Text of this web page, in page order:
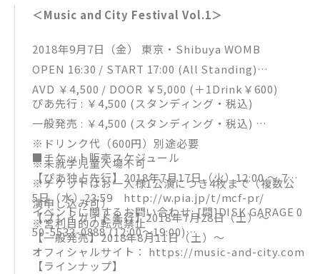
＜Music and City Festival Vol.1＞
2018年9月7日（金） 東京・Shibuya WOMB
OPEN 16:30 / START 17:00 (All Standing)
AVD ￥4,500 / DOOR ￥5,000 (＋1Drink￥600)
ぴあ先行 : ￥4,500 (スタンディング・税込)
一般発売 : ￥4,500 (スタンディング・税込)
※ドリンク代（600円）別途必要
※未就学児童入場不可
※チケットはお一人様1公演につき4枚まで（複数公
演申し込み可）
※営利目的の転売禁止
■チケット販売スケジュール
【ぴあ独占先行】2018年7月17日（火）12:00 ～ 7月2
5日（水）23:59 http://w.pia.jp/t/mcf-pr/
【プレイガイド先行】2018年7月28日（土）～
【一般発売】2018年8月11日（土）～
イベントに関するお問い合わせ: [問]DISK GARAGE 0
50-5533-0888 (12:00～19:00)
オフィシャルサイト： https://music-and-city.com
【ラインナップ】